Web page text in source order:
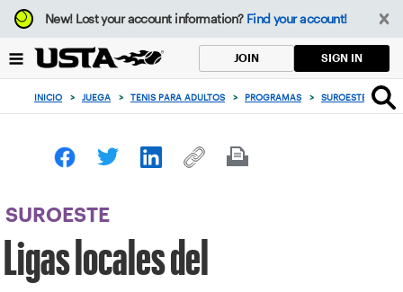
Enfoque
desde
botón
volver
principio
New!Lost your account information? Find your account!
JOIN SIGN IN
INICIO > JUEGA > TENIS PARA ADULTOS > PROGRAMAS > SUROESTE >
SUROESTE
Ligas locales del